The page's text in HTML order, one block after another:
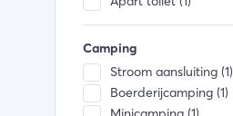
Camping
Stroom aansluiting (1)
Boerderijcamping (1)